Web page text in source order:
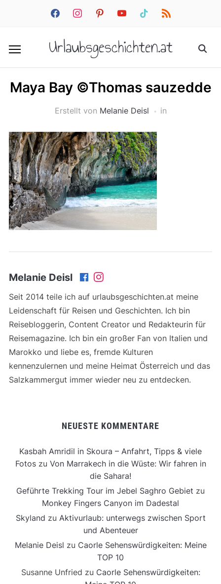
facebookinstagrampinterestyoutube tiktok rss
Urlaubsgeschichten.at
Maya Bay ©Thomas sauzedde
Erstellt von Melanie Deisl in
Melanie Deisl
Seit 2014 teile ich auf urlaubsgeschichten.at meine
Leidenschaft für Reisen und Geschichten. Ich bin
Reisebloggerin, Content Creator und Redakteurin für
Reisemagazine. Ich bin ein großer Fan von Italien und
Marokko und liebe es, fremde Kulturen
kennenzulernen und meine Heimat Österreich und das
Salzkammergut immer wieder neu zu entdecken.
NEUESTE KOMMENTARE
Kasbah Amridil in Skoura – Anfahrt, Tipps & viele
Fotoszu Von Marrakech in die Wüste: Wir fahren in
die Sahara!
Geführte Trekking Tour im Jebel Saghro Gebiet zu
Monkey Fingers Canyon im Dadestal
Skyland zu Aktivurlaub: unterwegs zwischen Sport
und Abenteuer
Melanie Deisl zu Caorle Sehenswürdigkeiten: Meine
TOP 10
Susanne Unfried zu Caorle Sehenswürdigkeiten: